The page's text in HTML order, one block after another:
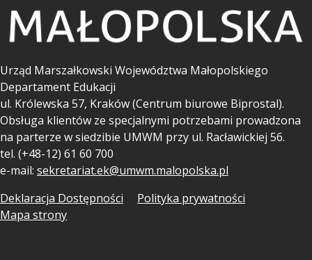
Urząd Marszałkowski Województwa Małopolskiego
Departament Edukacji
ul. Królewska 57, Kraków (Centrum biurowe Biprostal).
Obsługa klientów ze specjalnymi potrzebami prowadzona
na parterze w siedzibie UMWM przy ul. Racławickiej 56.
tel. (+48-12) 61 60 700
e-mail: sekretariat.ek@umwm.malopolska.pl
Deklaracja Dostępności
Polityka prywatności
Mapa strony